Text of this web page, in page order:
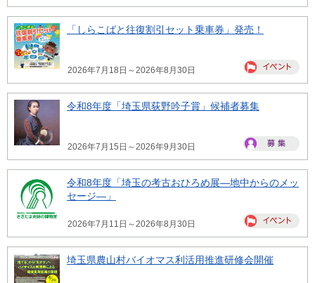
「しらこばと往復割引セット乗車券」発売！
2026年7月18日～2026年8月30日
令和8年度「埼玉県荻野吟子賞」候補者募集
2026年7月15日～2026年9月30日
令和8年度「埼玉の考古おひろめ展―地中からのメッ
セージ―」
2026年7月11日～2026年8月30日
埼玉県農山村バイオマス利活用推進研修会開催